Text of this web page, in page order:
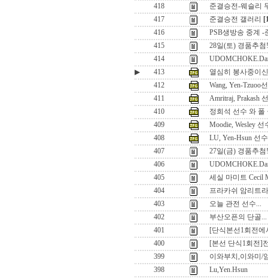
418
준결승전-웨슬리
417
준결승전 갤러리
416
PSB생방송 중계 -
415
28일(토) 경품추첨!
414
▶
413
열심히 봉사중이
412
Wang, Yen-Tzuoo
411
Amritraj, Prakash
410
정희석 선수 와 폴
409
Moodie, Wesley 선
408
LU, Yen-Hsun 선수
407
27일(금) 경품추
406
405
세실 마미트 Cecil
404
프라카쉬 암리트
403
오늘 관전 선수...
402
부산오픈의 단골...
401
[단식본선1회전
400
[본선 단식1회전]
399
이와부치,이와미/
398
Lu,Yen.Hsun